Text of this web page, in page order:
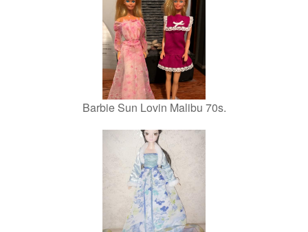
Barbie Sun Lovin Malibu 70s.